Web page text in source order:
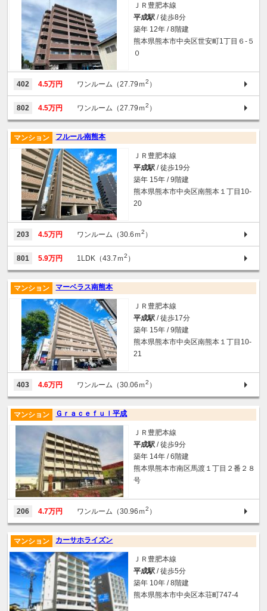
ＪＲ豊肥本線
平成駅 / 徒歩8分
築年 12年 / 8階建
熊本県熊本市中央区世安町1丁目６-５
０
402 4.5万円 ワンルーム（27.79ｍ2 ）
802 4.5万円 ワンルーム（27.79ｍ2 ）
フルール南熊本
マンション
ＪＲ豊肥本線
平成駅 / 徒歩19分
築年 15年 / 9階建
熊本県熊本市中央区南熊本１丁目10-
20
203 4.5万円 ワンルーム（30.6ｍ2 ）
801 5.9万円 1LDK（43.7ｍ2 ）
マーベラス南熊本
マンション
ＪＲ豊肥本線
平成駅 / 徒歩17分
築年 15年 / 9階建
熊本県熊本市中央区南熊本１丁目10-
21
403 4.6万円 ワンルーム（30.06ｍ2 ）
Ｇｒａｃｅｆｕｌ平成
マンション
ＪＲ豊肥本線
平成駅 / 徒歩9分
築年 14年 / 6階建
熊本県熊本市南区馬渡１丁目２番２８
号
206 4.7万円 ワンルーム（30.96ｍ2 ）
カーサホライズン
マンション
ＪＲ豊肥本線
平成駅 / 徒歩5分
築年 10年 / 8階建
熊本県熊本市中央区本荘町747-4